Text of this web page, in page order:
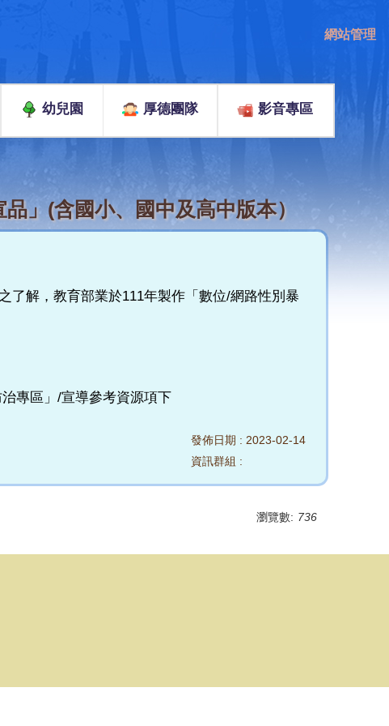
網站管理
幼兒園 厚德團隊 影音專區
」(含國小、國中及高中版本）
發佈日期 : 2023-02-14
資訊群組 :
了解，教育部業於111年製作「數位/網路性別暴
專區」/宣導參考資源項下
瀏覽數: 736